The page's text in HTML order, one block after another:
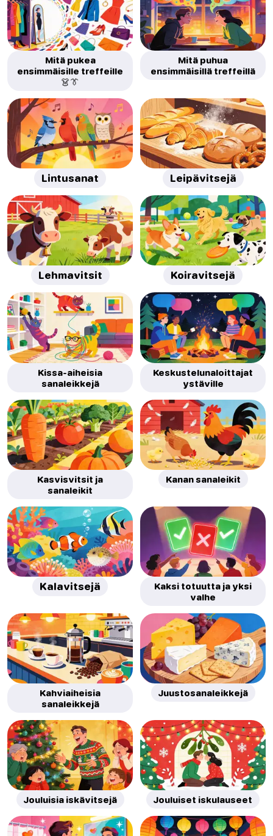
Mitä pukea
ensimmäisille treffeille
👗👔
Mitä puhua
ensimmäisillä treffeillä
Lintusanat Leipävitsejä
Lehmavitsit Koiravitsejä
Kissa-aiheisia
sanaleikkejä
Keskustelunaloittajat
ystäville
Kasvisvitsit ja
sanaleikit
Kanan sanaleikit
Kalavitsejä
Kaksi totuutta ja yksi
valhe
Kahviaiheisia
sanaleikkejä
Juustosanaleikkejä
Jouluisia iskävitsejä Jouluiset iskulauseet